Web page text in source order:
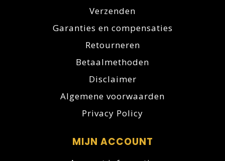
Verzenden
Garanties en compensaties
Retourneren
Betaalmethoden
Disclaimer
Algemene voorwaarden
Privacy Policy
MIJN ACCOUNT